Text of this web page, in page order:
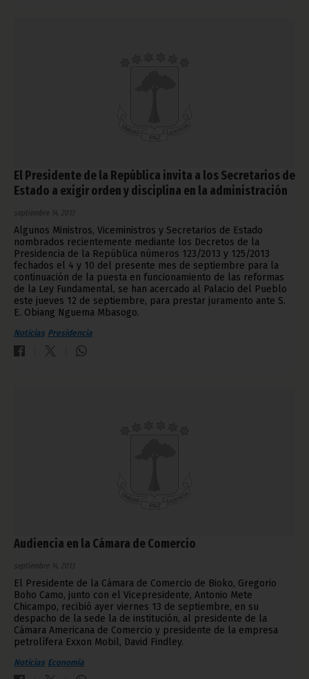
El Presidente de la República invita a los Secretarios de
Estado a exigir orden y disciplina en la administración
septiembre 14, 2013
Algunos Ministros, Viceministros y Secretarios de Estado
nombrados recientemente mediante los Decretos de la
Presidencia de la República números 123/2013 y 125/2013
fechados el 4 y 10 del presente mes de septiembre para la
continuación de la puesta en funcionamiento de las reformas
de la Ley Fundamental, se han acercado al Palacio del Pueblo
este jueves 12 de septiembre, para prestar juramento ante S.
E. Obiang Nguema Mbasogo.
Noticias Presidencia
Audiencia en la Cámara de Comercio
septiembre 14, 2013
El Presidente de la Cámara de Comercio de Bioko, Gregorio
Boho Camo, junto con el Vicepresidente, Antonio Mete
Chicampo, recibió ayer viernes 13 de septiembre, en su
despacho de la sede la de institución, al presidente de la
Cámara Americana de Comercio y presidente de la empresa
petrolífera Exxon Mobil, David Findley.
Noticias Economía